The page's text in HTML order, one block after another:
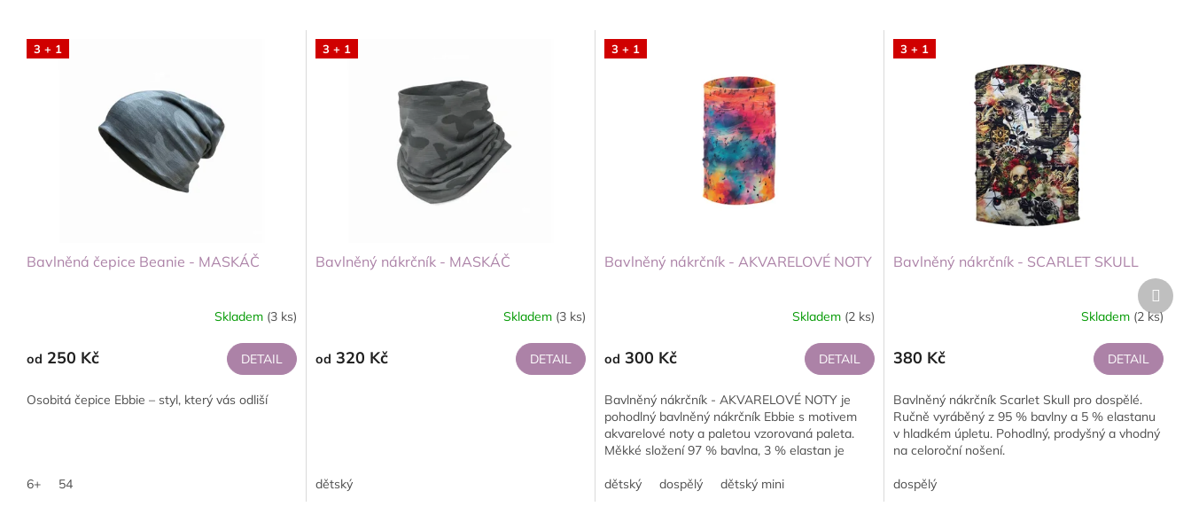
3 + 1
Bavlněná čepice Beanie - MASKÁČ
Skladem (3 ks)
od 250 Kč DETAIL
Osobitá čepice Ebbie – styl, který vás odliší
6+ 54
3 + 1
Bavlněný nákrčník - MASKÁČ
Skladem (3 ks)
od 320 Kč DETAIL
dětský
3 + 1
Bavlněný nákrčník - AKVARELOVÉ NOTY
Skladem (2 ks)
od 300 Kč DETAIL
Bavlněný nákrčník - AKVARELOVÉ NOTY je
pohodlný bavlněný nákrčník Ebbie s motivem
akvarelové noty a paletou vzorovaná paleta.
Měkké složení 97 % bavlna, 3 % elastan je
dětský
dospělý dětský mini
3 + 1
Bavlněný nákrčník - SCARLET SKULL
Skladem (2 ks)
380 Kč DETAIL
Bavlněný nákrčník Scarlet Skull pro dospělé.
Ručně vyráběný z 95 % bavlny a 5 % elastanu
v hladkém úpletu. Pohodlný, prodyšný a vhodný
na celoroční nošení.
dospělý
Další